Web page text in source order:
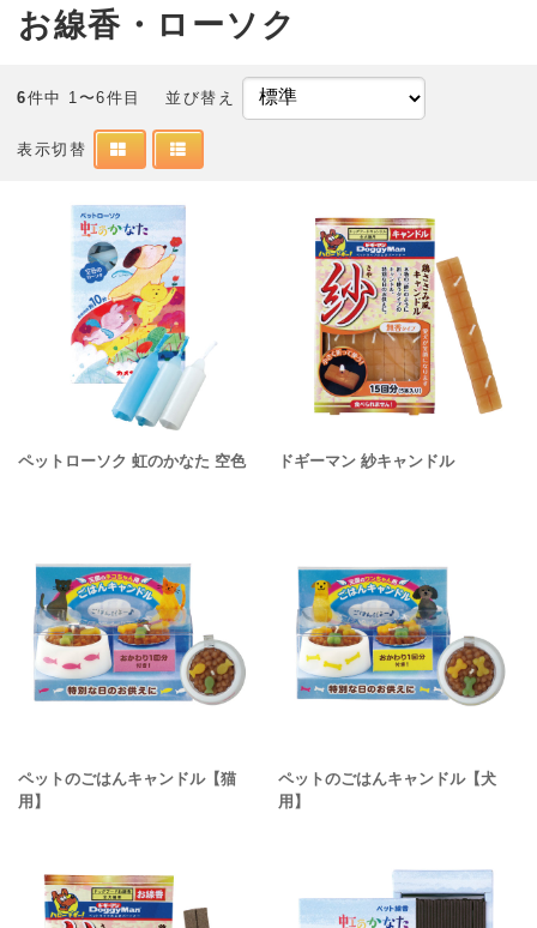
お線香・ローソク
6件中 1〜6件目 並び替え
表示切替
ペットローソク 虹のかなた 空色 ドギーマン 紗キャンドル
ペットのごはんキャンドル【猫
用】
ペットのごはんキャンドル【犬
用】